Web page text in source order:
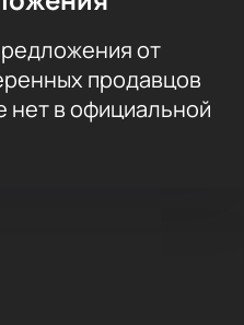
от
продавцов
нет в официальной